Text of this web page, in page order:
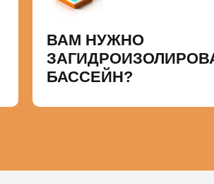
ВАМ НУЖНО
БАССЕЙН?